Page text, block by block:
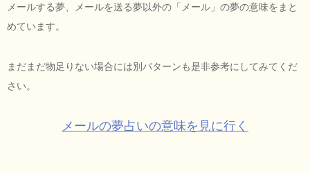
メールする夢、メールを送る夢以外の「メール」の夢の意味をまと
めています。
まだまだ物足りない場合には別パターンも是非参考にしてみてくだ
さい。
メールの夢占いの意味を見に行く